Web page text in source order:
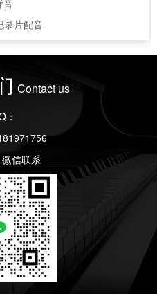
音
录片配音
Contact us
：
信联系